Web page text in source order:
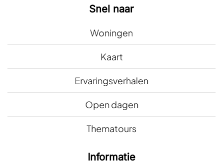
Snel naar
Woningen
Kaart
Ervaringsverhalen
Open dagen
Thematours
Informatie